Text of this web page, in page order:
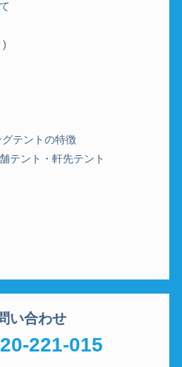
)
テントの特徴
テント・軒先テント
い合わせ
221-015